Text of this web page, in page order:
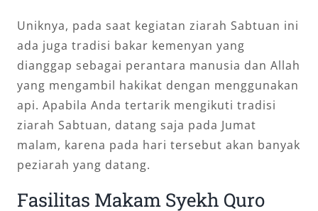
Uniknya, pada saat kegiatan ziarah Sabtuan ini
ada juga tradisi bakar kemenyan yang
dianggap sebagai perantara manusia dan Allah
yang mengambil hakikat dengan menggunakan
api. Apabila Anda tertarik mengikuti tradisi
ziarah Sabtuan, datang saja pada Jumat
malam, karena pada hari tersebut akan banyak
peziarah yang datang.
Fasilitas Makam Syekh Quro